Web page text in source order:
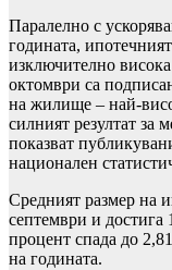
Паралелно с
годината,
изключително
октомври са
на жилище – най-
силният резултат за
показват
национален
Средният размер на
септември и достига
процент спада до
на годината.